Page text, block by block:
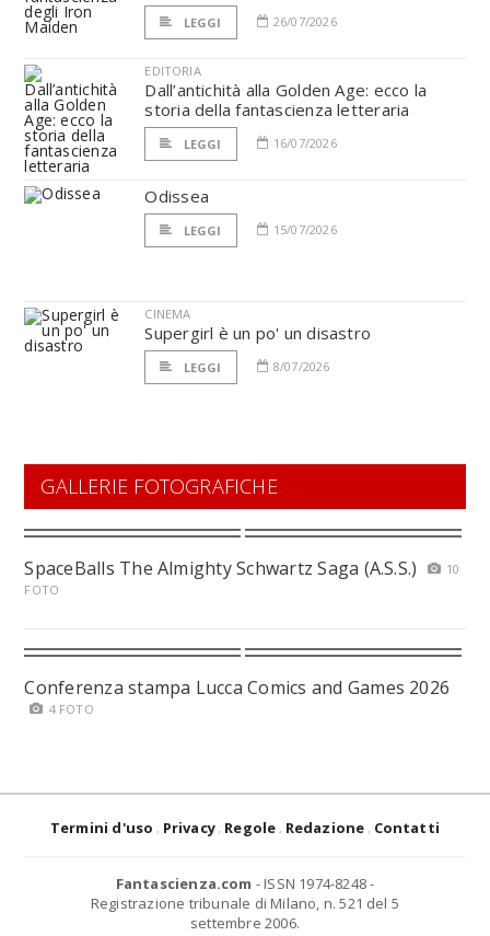
LEGGI 26/07/2026
EDITORIA
Dall’antichità alla Golden Age: ecco la
storia della fantascienza letteraria
LEGGI 16/07/2026
Odissea
LEGGI 15/07/2026
CINEMA
Supergirl è un po' un disastro
LEGGI 8/07/2026
GALLERIE FOTOGRAFICHE
SpaceBalls The Almighty Schwartz Saga (A.S.S.)
10
FOTO
Conferenza stampa Lucca Comics and Games 2026
4 FOTO
Termini d'uso Privacy Regole Redazione Contatti
Fantascienza.com - ISSN 1974-8248 -
Registrazione tribunale di Milano, n. 521 del 5
settembre 2006.